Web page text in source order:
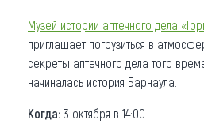
Музей истории аптечного дела
приглашает погрузиться в
секреты аптечного дела того
начиналась история Барнаула.
Когда: 3 октября в 14:00.